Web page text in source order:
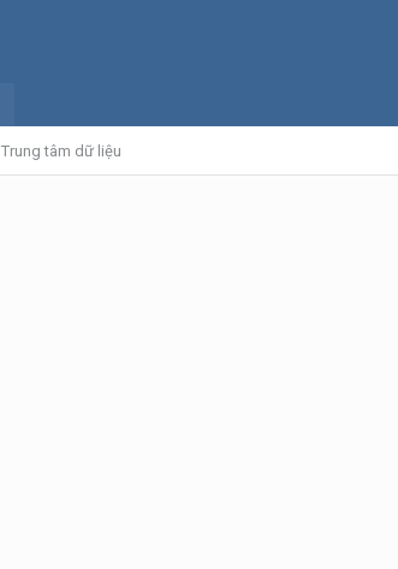
Trung tâm dữ liệu